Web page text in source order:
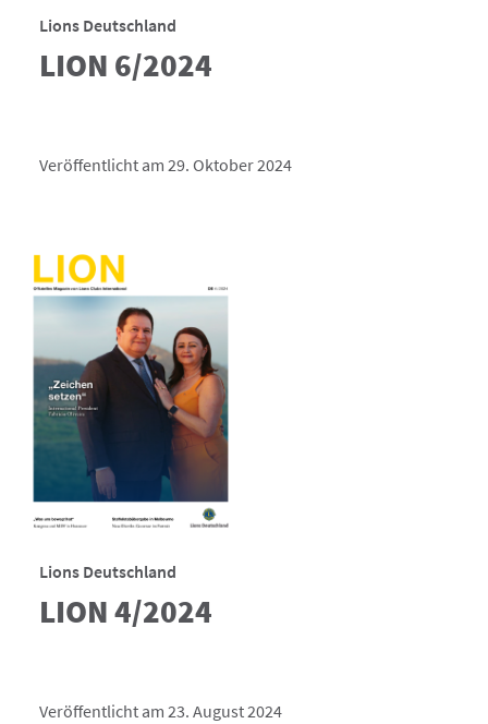
Lions Deutschland
LION 6/2024
Veröffentlicht am 29. Oktober 2024
Lions Deutschland
LION 4/2024
Veröffentlicht am 23. August 2024